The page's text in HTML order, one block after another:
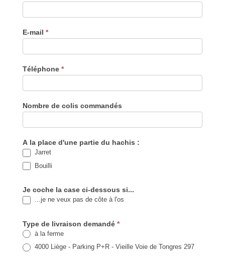
de
vache
E-mail *
Téléphone *
Nombre de colis commandés
A la place d'une partie du hachis :
Jarret
Bouilli
Je coche la case ci-dessous si...
...je ne veux pas de côte à l'os
Type de livraison demandé *
à la ferme
4000 Liège - Parking P+R - Vieille Voie de Tongres 297